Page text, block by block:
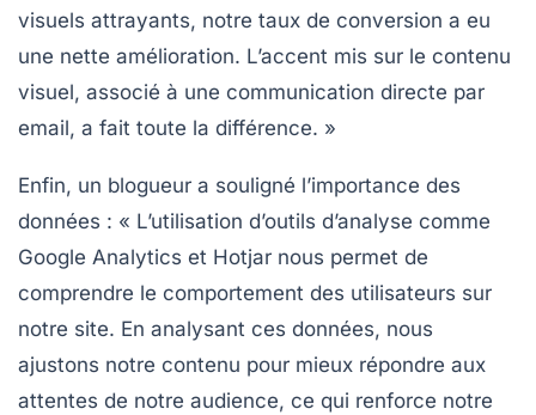
visuels attrayants, notre taux de conversion a eu
une nette amélioration. L’accent mis sur le contenu
visuel, associé à une communication directe par
email, a fait toute la différence. »
Enfin, un blogueur a souligné l’importance des
données : « L’utilisation d’outils d’analyse comme
Google Analytics et Hotjar nous permet de
comprendre le comportement des utilisateurs sur
notre site. En analysant ces données, nous
ajustons notre contenu pour mieux répondre aux
attentes de notre audience, ce qui renforce notre